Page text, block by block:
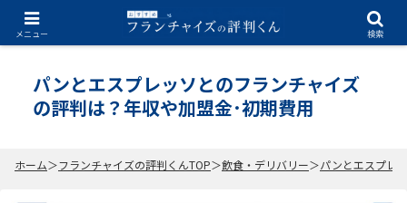
メニュー 検索
2026.07.03
パンとエスプレッソとのフランチャイズ
の評判は？年収や加盟金･初期費用
ホーム フランチャイズの評判くんTOP 飲食・デリバリー パンとエスプレ